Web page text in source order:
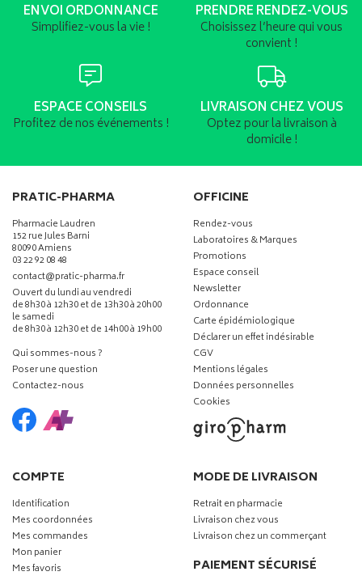
ENVOI ORDONNANCE
Simplifiez-vous la vie !
PRENDRE RENDEZ-VOUS
Choisissez l’heure qui vous
convient !
ESPACE CONSEILS
Profitez de nos événements !
LIVRAISON CHEZ VOUS
Optez pour la livraison à
domicile !
PRATIC-PHARMA
Pharmacie Laudren
152 rue Jules Barni
80090 Amiens
03 22 92 08 48
contact-
@-
pratic-pharma.fr
Ouvert du lundi au vendredi
de 8h30 à 12h30 et de 13h30 à 20h00
le samedi
de 8h30 à 12h30 et de 14h00 à 19h00
Qui sommes-nous ?
Poser une question
Contactez-nous
OFFICINE
Rendez-vous
Laboratoires & Marques
Promotions
Espace conseil
Newsletter
Ordonnance
Carte épidémiologique
Déclarer un effet indésirable
CGV
Mentions légales
Données personnelles
Cookies
COMPTE
Identification
Mes coordonnées
Mes commandes
Mon panier
Mes favoris
MODE DE LIVRAISON
Retrait en pharmacie
Livraison chez vous
Livraison chez un commerçant
PAIEMENT SÉCURISÉ